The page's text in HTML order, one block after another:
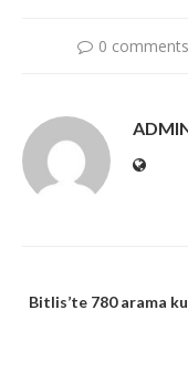
0 comments
Bitlis’te 780 arama